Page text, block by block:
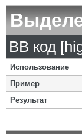
BB код
Использование
Пример
Результат